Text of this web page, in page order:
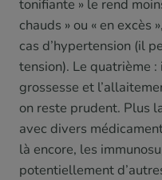
tonifiante » le rend
chauds » ou « en
cas d’hypertension (il
tension). Le quatrième
grossesse et
on reste prudent. Plus
avec divers
là encore, les
potentiellement